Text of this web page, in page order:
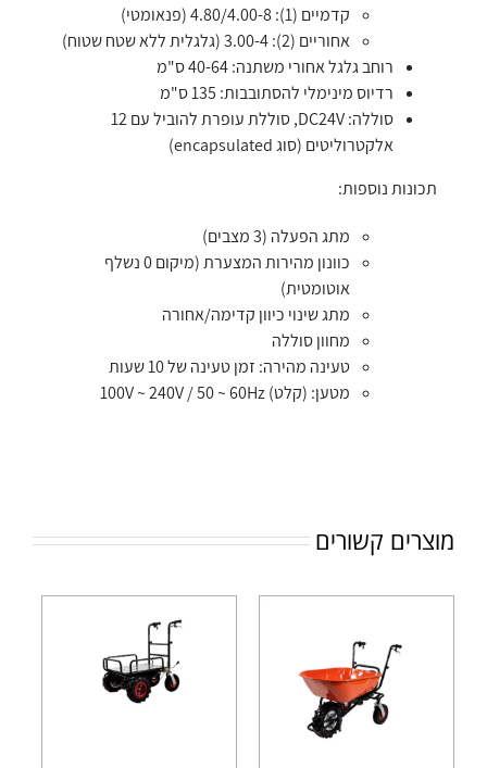
קדמיים (1): 4.80/4.00-8 (פנאומטי)
אחוריים (2): 3.00-4 (גלגלית ללא שטח שטוח)
רוחב גלגל אחורי משתנה: 40-64 ס"מ
רדיוס מינימלי להסתובבות: 135 ס"מ
סוללה: DC24V, סוללת עופרת להוביל עם 12
אלקטרוליטים (סוג encapsulated)
תכונות נוספות:
מתג הפעלה (3 מצבים)
כוונון מהירות המצערת (מיקום 0 נשלף
אוטומטית)
מתג שינוי כיוון קדימה/אחורה
מחוון סוללה
טעינה מהירה: זמן טעינה של 10 שעות
מטען: (קלט) 100V ~ 240V / 50 ~ 60Hz
מוצרים קשורים